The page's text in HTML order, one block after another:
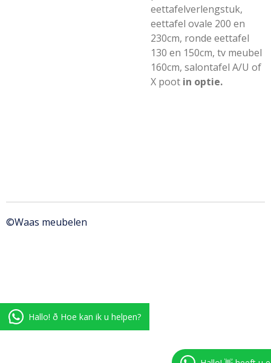
eettafelverlengstuk,
eettafel ovale 200 en
230cm, ronde eettafel
130 en 150cm, tv meubel
160cm, salontafel A/U of
X poot in optie.
©Waas meubelen
Hallo! ð Hoe kan ik u helpen?